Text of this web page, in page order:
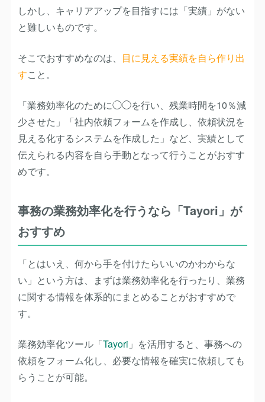
しかし、キャリアアップを目指すには「実績」がない
と難しいものです。
そこでおすすめなのは、 目に見える実績を自ら作り出
すこと。
「業務効率化のために◯◯を行い、残業時間を10％減
少させた」「社内依頼フォームを作成し、依頼状況を
見える化するシステムを作成した」など、実績として
伝えられる内容を自ら手動となって行うことがおすす
めです。
事務の業務効率化を行うなら「Tayori」が
おすすめ
「とはいえ、何から手を付けたらいいのかわからな
い」という方は、まずは業務効率化を行ったり、業務
に関する情報を体系的にまとめることがおすすめで
す。
業務効率化ツール「Tayori 」を活用すると、事務への
依頼をフォーム化し、必要な情報を確実に依頼しても
らうことが可能。